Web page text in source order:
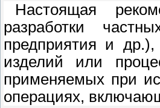
Настоящая
разработки
предприятия и
изделий или
применяемых при
операциях,